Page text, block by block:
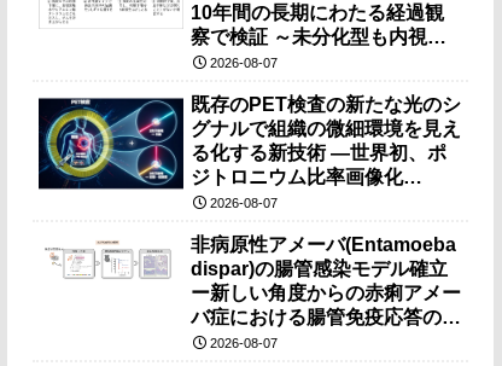
10年間の長期にわたる経過観
察で検証 ～未分化型も内視鏡
治療で胃の温存が可能～
2026-08-07
既存のPET検査の新たな光のシ
グナルで組織の微細環境を見え
る化する新技術 ―世界初、ポ
ジトロニウム比率画像化
（PRI）の原理検証に成功―
2026-08-07
非病原性アメーバ(Entamoeba
dispar)の腸管感染モデル確立
ー新しい角度からの赤痢アメー
バ症における腸管免疫応答の理
解に期待ー
2026-08-07